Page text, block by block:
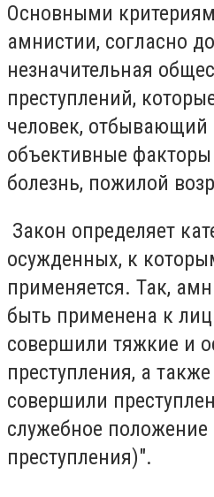
Основными
амнистии, согласно
незначительная
преступлений,
человек, отбывающий
объективные
болезнь, пожилой
Закон определяет
осужденных, к
применяется. Так,
быть применена к
совершили тяжкие и
преступления, а
совершили
служебное
преступления)".